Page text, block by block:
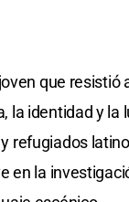
que
la identidad y
refugiados
en la